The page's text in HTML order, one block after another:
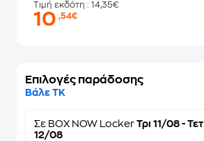
Τιμή εκδότη : 14,35€
10,54€
Επιλογές παράδοσης
Βάλε ΤΚ
Σε BOX NOW Locker Τρι 11/08 - Τετ
12/08